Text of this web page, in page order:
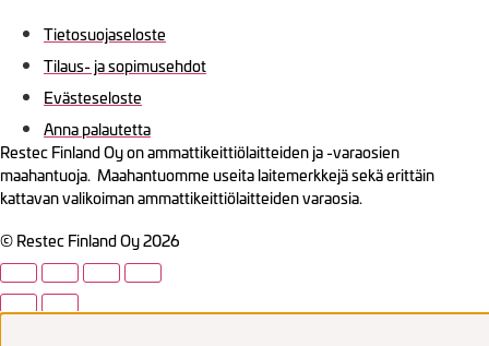
Tietosuojaseloste
Tilaus- ja sopimusehdot
Evästeseloste
Anna palautetta
Restec Finland Oy on ammattikeittiölaitteiden ja -varaosien
maahantuoja. Maahantuomme useita laitemerkkejä sekä erittäin
kattavan valikoiman ammattikeittiölaitteiden varaosia.
© Restec Finland Oy 2026